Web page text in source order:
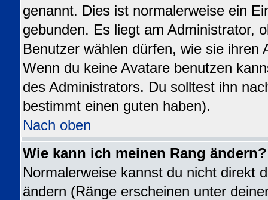
genannt. Dies ist normalerweise ein
gebunden. Es liegt am Administrator,
Benutzer wählen dürfen, wie sie ihren
Wenn du keine Avatare benutzen
des Administrators. Du solltest ihn
bestimmt einen guten haben).
Nach oben
Wie kann ich meinen Rang ändern?
Normalerweise kannst du nicht direkt
ändern (Ränge erscheinen unter